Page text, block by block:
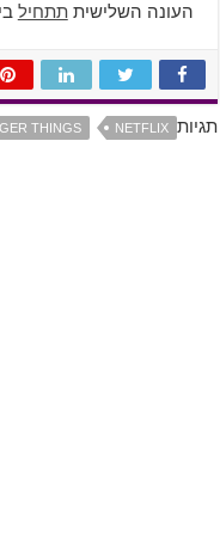
העונה השלישית תתחיל
תגיות NETFLIX
THINGS